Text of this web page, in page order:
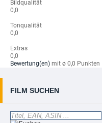
Bildqualität
0,0
Tonqualität
0,0
Extras
0,0
Bewertung(en) mit ø 0,0 Punkten
FILM SUCHEN